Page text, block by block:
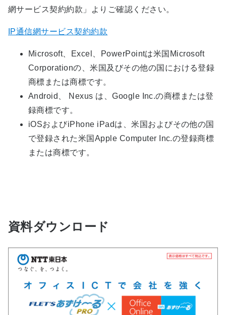
網サービス契約約款」よりご確認ください。
IP通信網サービス契約約款
Microsoft、Excel、PowerPointは米国Microsoft
Corporationの、米国及びその他の国における登録
商標または商標です。
Android、 Nexus は、Google Inc.の商標または登
録商標です。
iOSおよびiPhone iPadは、米国およびその他の国
で登録された米国Apple Computer Inc.の登録商標
または商標です。
資料ダウンロード